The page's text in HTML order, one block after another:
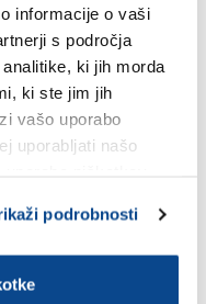
informacije o vaši
s področja
ki jih morda
ki ste jim jih
vašo uporabo
uporabljati našo
podrobnosti
delo in
za zdravje,
za
sledila bo
nekdanjim
novim
tudi že nekaj